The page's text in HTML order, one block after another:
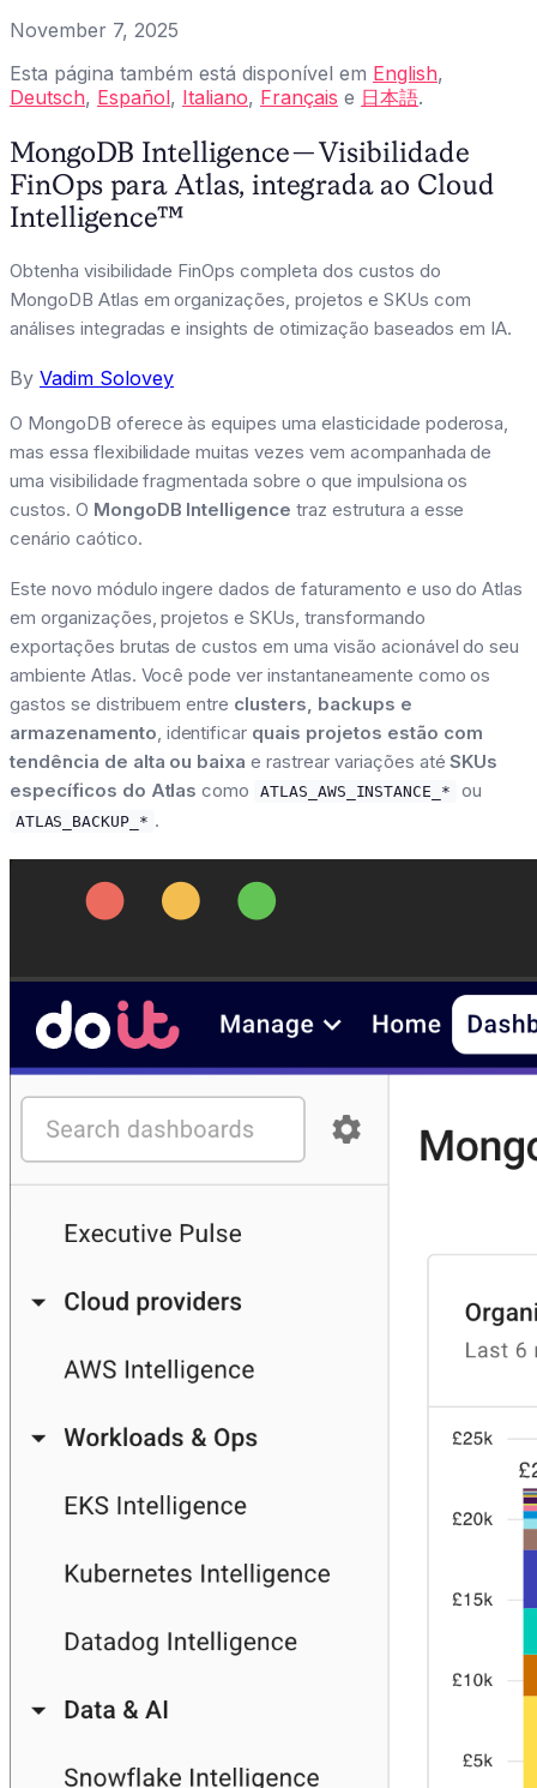
November 7, 2025
Esta página também está disponível em English,
Deutsch, Español, Italiano, Français e 日本語.
MongoDB Intelligence — Visibilidade
FinOps para Atlas, integrada ao Cloud
Intelligence™
Obtenha visibilidade FinOps completa dos custos do
MongoDB Atlas em organizações, projetos e SKUs com
análises integradas e insights de otimização baseados em IA.
By Vadim Solovey
O MongoDB oferece às equipes uma elasticidade poderosa,
mas essa flexibilidade muitas vezes vem acompanhada de
uma visibilidade fragmentada sobre o que impulsiona os
custos. O MongoDB Intelligence traz estrutura a esse
cenário caótico.
Este novo módulo ingere dados de faturamento e uso do Atlas
em organizações, projetos e SKUs, transformando
exportações brutas de custos em uma visão acionável do seu
ambiente Atlas. Você pode ver instantaneamente como os
gastos se distribuem entre clusters, backups e
armazenamento, identificar quais projetos estão com
tendência de alta ou baixa e rastrear variações atéSKUs
específicos do Atlas como ATLAS_AWS_INSTANCE_* ou
ATLAS_BACKUP_* .